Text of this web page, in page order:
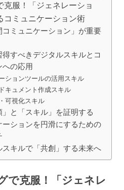
克服！「ジェネレーショ
コミュニケーション術
コミュニケーション」が重要
得すべきデジタルスキルとコ
への応用
ションツールの活用スキル
キュメント作成スキル
可視化スキル
と「スキル」を証明する
ションを円滑にするための
スキルで「共創」する未来へ
で克服！「ジェネレ